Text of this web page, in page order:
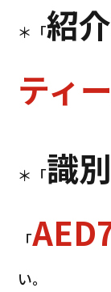
＊「紹
ティー
＊「識
「
い。